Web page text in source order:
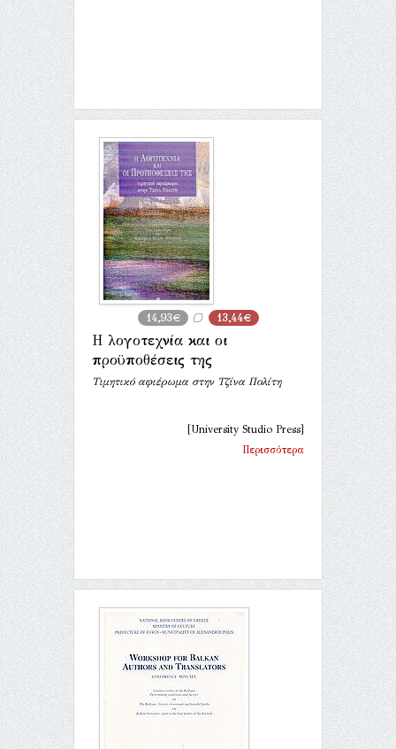
14,93€ 13,44€
Η λογοτεχνία και οι
προϋποθέσεις της
Τιμητικό αφιέρωμα στην Τζίνα Πολίτη
[University Studio Press]
Περισσότερα